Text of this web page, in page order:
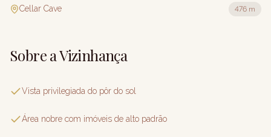
Cellar Cave 476 m
Sobre a Vizinhança
Vista privilegiada do pôr do sol
Área nobre com imóveis de alto padrão